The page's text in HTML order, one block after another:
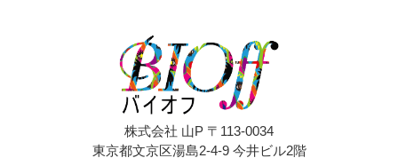
株式会社 山P 〒113-0034
東京都文京区湯島2-4-9 今井ビル2階